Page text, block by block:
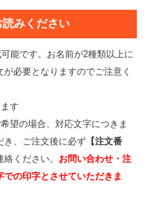
読みください
能です。お名前が2種類以上に
必要となりますのでご注意く
す
望の場合、対応文字につきま
き、ご注文後に必ず 【注文番
絡ください。 お問い合わせ・注
の印字とさせていただきま